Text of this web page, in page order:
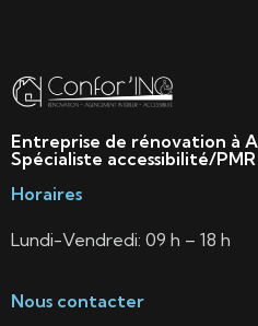
Entreprise de rénovation à
Spécialiste accessibilité/PMR
Horaires
Lundi-Vendredi: 09 h – 18 h
Nous contacter